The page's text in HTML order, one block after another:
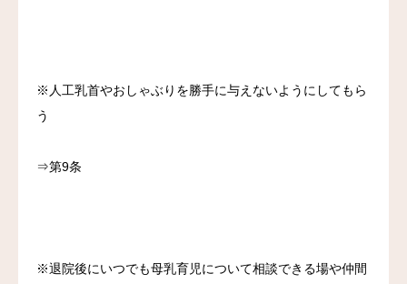
※人工乳首やおしゃぶりを勝手に与えないようにしてもら
う
⇒第9条
※退院後にいつでも母乳育児について相談できる場や仲間